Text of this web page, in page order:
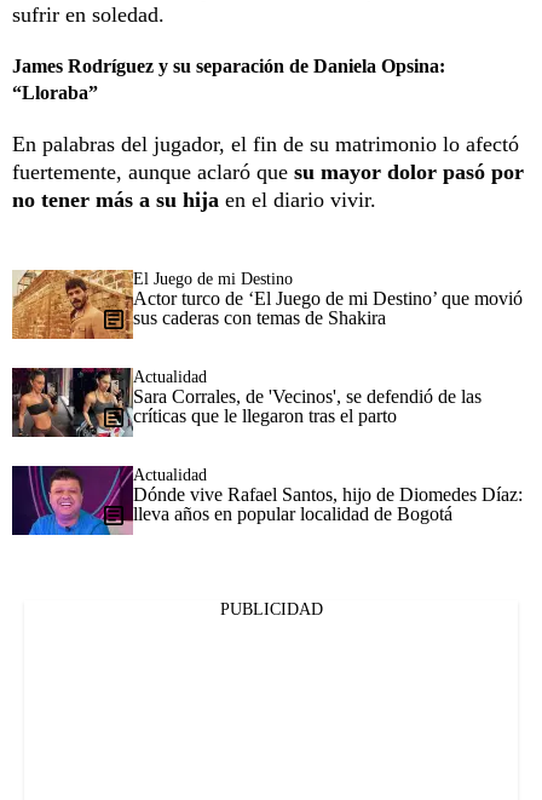
sufrir en soledad.
James Rodríguez y su separación de Daniela Opsina:
“Lloraba”
En palabras del jugador, el fin de su matrimonio lo afectó
fuertemente, aunque aclaró que su mayor dolor pasó por
no tener más a su hija en el diario vivir.
El Juego de mi Destino
Actor turco de ‘El Juego de mi Destino’ que movió
sus caderas con temas de Shakira
Actualidad
Sara Corrales, de 'Vecinos', se defendió de las
críticas que le llegaron tras el parto
Actualidad
Dónde vive Rafael Santos, hijo de Diomedes Díaz:
lleva años en popular localidad de Bogotá
PUBLICIDAD